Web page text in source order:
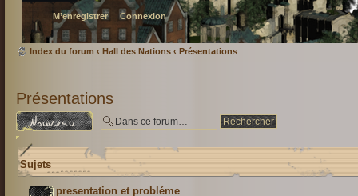
M’enregistrer Connexion
Index du forum ‹ Hall des Nations ‹ Présentations
Présentations
Écrire un nouveau
sujet
Sujets
presentation et probléme